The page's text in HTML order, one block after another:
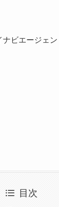
ビエージェ
目次